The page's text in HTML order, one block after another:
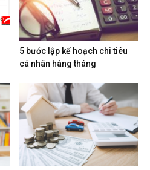
5 bước lập kế hoạch chi tiêu
cá nhân hàng tháng